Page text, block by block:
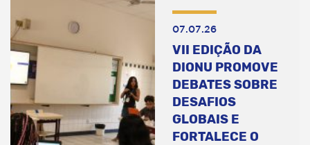
07.07.26
VII EDIÇÃO DA
DIONU PROMOVE
DEBATES SOBRE
DESAFIOS
GLOBAIS E
FORTALECE O